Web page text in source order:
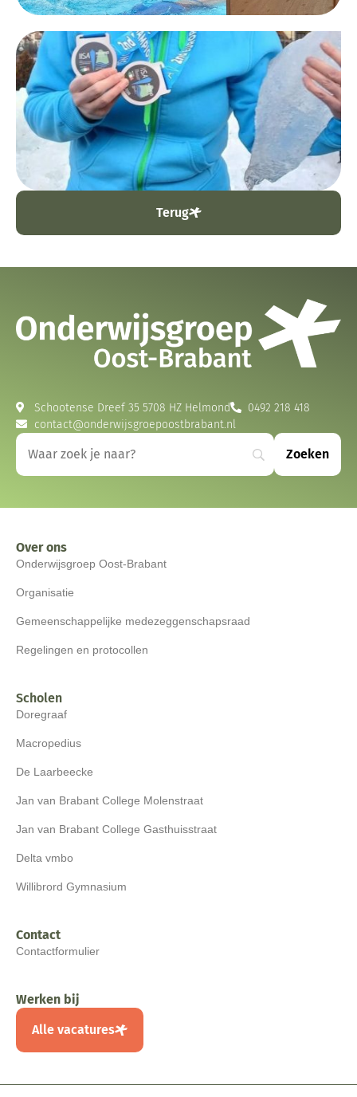
Terug
Schootense Dreef 35 5708 HZ Helmond
0492 218 418
contact@onderwijsgroepoostbrabant.nl
Over ons
Onderwijsgroep Oost-Brabant
Organisatie
Gemeenschappelijke medezeggenschapsraad
Regelingen en protocollen
Scholen
Doregraaf
Macropedius
De Laarbeecke
Jan van Brabant College Molenstraat
Jan van Brabant College Gasthuisstraat
Delta vmbo
Willibrord Gymnasium
Contact
Contactformulier
Werken bij
Alle vacatures